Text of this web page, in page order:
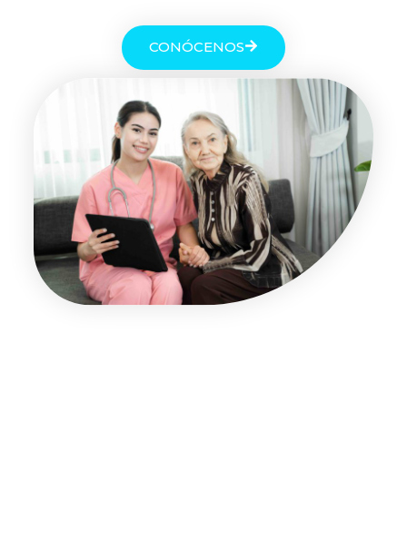
CONÓCENOS